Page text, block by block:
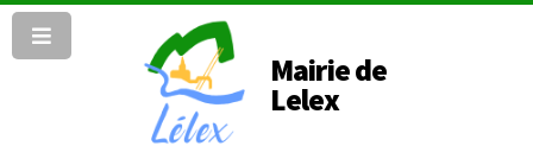
Mairie de
Lelex